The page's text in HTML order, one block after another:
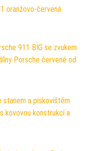
oranžovo-červená
911 BIG se zvukem
Porsche červené od
stanem a pískovištěm
kovovou konstrukcí a